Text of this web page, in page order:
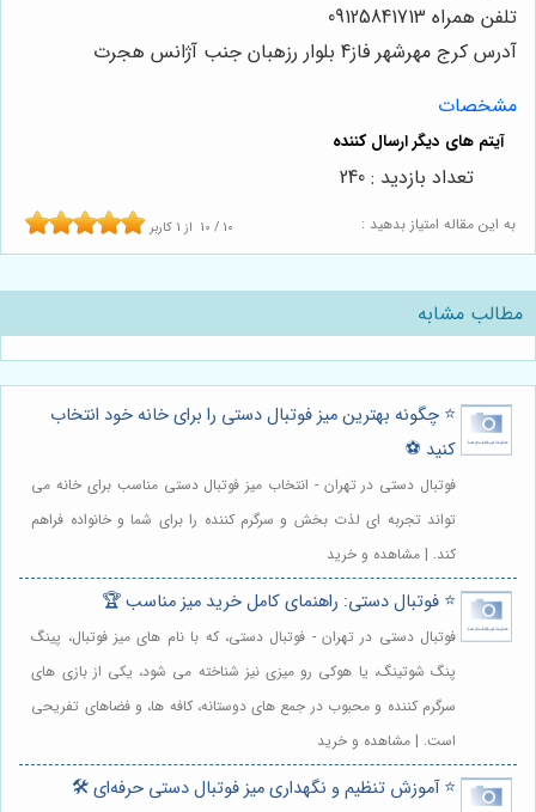
تلفن همراه 09125841713
آدرس کرج مهرشهر فاز4 بلوار رزهبان جنب آژانس هجرت
مشخصات
به این مقاله امتیاز بدهید : 10 / 10 از 1 کاربر
تعداد بازدید : 240
مطالب مشابه
⭐️ چگونه بهترین میز فوتبال دستی را برای خانه خود انتخاب
کنید ⚽️
فوتبال دستی در تهران - انتخاب میز فوتبال دستی مناسب برای خانه می
تواند تجربه ای لذت بخش و سرگرم کننده را برای شما و خانواده فراهم
کند. | مشاهده و خرید
⭐️ فو‌تبا‌ل دستی: راهنمای کامل خرید میز مناسب 🏆
فوتبال دستی در تهران - فوتبال دستی، که با نام های میز فوتبال، پینگ
پنگ شوتینگ، یا هوکی رو میزی نیز شناخته می شود، یکی از بازی های
سرگرم کننده و محبوب در جمع های دوستانه، کافه ها، و فضاهای تفریحی
است. | مشاهده و خرید
⭐️ آموزش تنظیم و نگهداری میز فو‌تبا‌ل دستی حرفه‌ای 🛠️